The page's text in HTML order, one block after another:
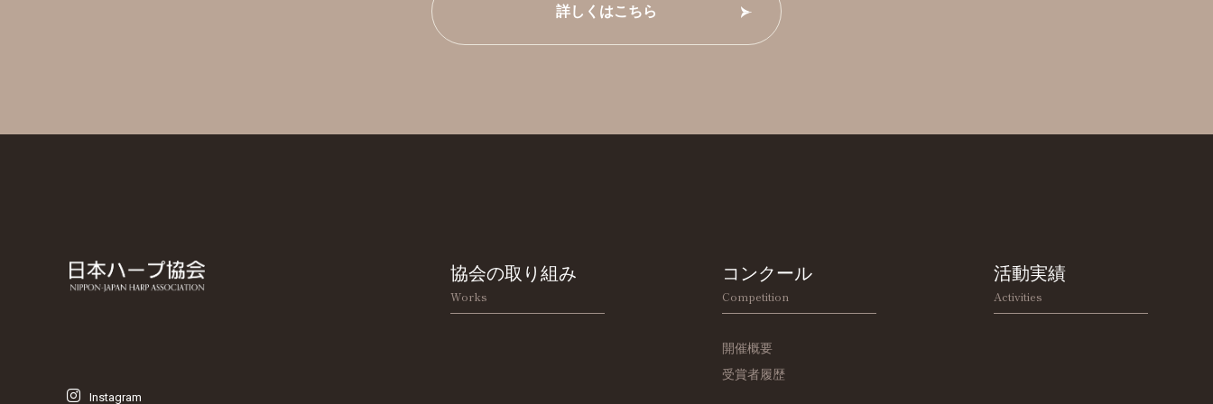
詳しくはこちら
Instagram
協会の取り組み
Works
コンクール
Competition
開催概要
受賞者履歴
活動実績
Activities